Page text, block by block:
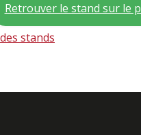
Retrouver le stand sur le
stands